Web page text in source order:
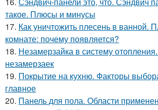
такое. Плюсы и минусы
17. Как уничтожить плесень в ванной.
комнате: почему появляется?
18. Незамерзайка в систему
незамерзаек
19. Покрытие на кухню. Факторы
главное
20. Панель для пола. Области